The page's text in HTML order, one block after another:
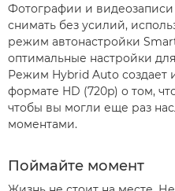
Фотографии и
снимать без усилий,
режим автонастройки
оптимальные настройки
Режим Hybrid Auto создает
формате HD (720p) о том,
чтобы вы могли еще раз
моментами.
Поймайте момент